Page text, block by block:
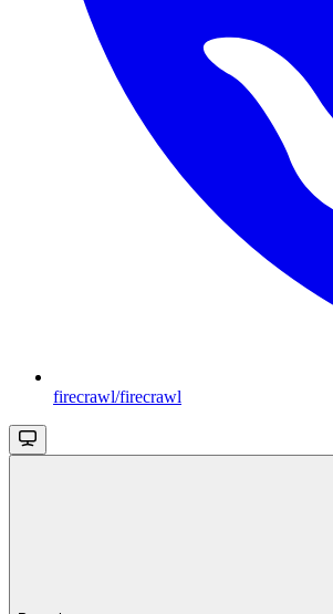
firecrawl/firecrawl